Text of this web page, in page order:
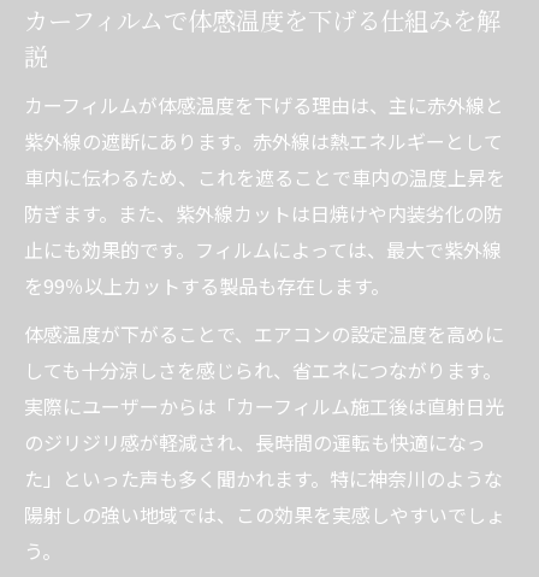
カーフィルムで体感温度を下げる仕組みを解
説
カーフィルムが体感温度を下げる理由は、主に赤外線と
紫外線の遮断にあります。赤外線は熱エネルギーとして
車内に伝わるため、これを遮ることで車内の温度上昇を
防ぎます。また、紫外線カットは日焼けや内装劣化の防
止にも効果的です。フィルムによっては、最大で紫外線
を99％以上カットする製品も存在します。
体感温度が下がることで、エアコンの設定温度を高めに
しても十分涼しさを感じられ、省エネにつながります。
実際にユーザーからは「カーフィルム施工後は直射日光
のジリジリ感が軽減され、長時間の運転も快適になっ
た」といった声も多く聞かれます。特に神奈川のような
陽射しの強い地域では、この効果を実感しやすいでしょ
う。